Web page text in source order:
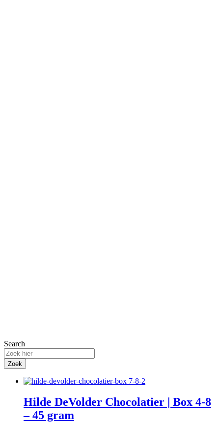
Search
Zoek
Hilde DeVolder Chocolatier | Box 4-8
– 45 gram